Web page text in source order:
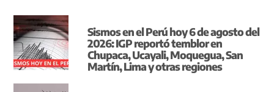
Sismos en el Perú hoy 6 de agosto del
2026: IGP reportó temblor en
Chupaca, Ucayali, Moquegua, San
Martín, Lima y otras regiones